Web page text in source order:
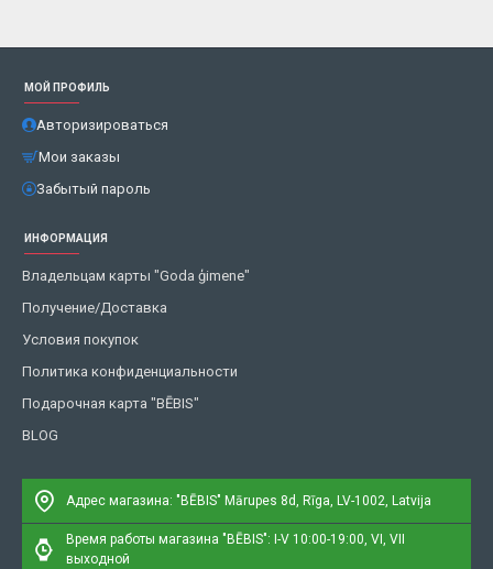
МОЙ ПРОФИЛЬ
Авторизироваться
Мои заказы
Забытый пароль
ИНФОРМАЦИЯ
Владельцам карты "Goda ģimene"
Получение/Доставка
Условия покупок
Политика конфиденциальности
Подарочная карта "BĒBIS"
BLOG
Адрес магазина: "BĒBIS" Mārupes 8d, Rīga, LV-1002, Latvija
Время работы магазина "BĒBIS": I-V 10:00-19:00, VI, VII
выходной